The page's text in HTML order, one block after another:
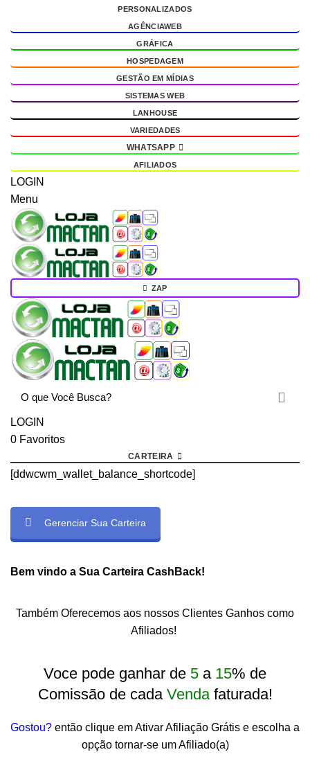
PERSONALIZADOS
AGÊNCIAWEB
GRÁFICA
HOSPEDAGEM
GESTÃO EM MÍDIAS
SISTEMAS WEB
LANHOUSE
VARIEDADES
WHATSAPP
AFILIADOS
LOGIN
Menu
ZAP
LOGIN
0 Favoritos
CARTEIRA
[ddwcwm_wallet_balance_shortcode]
Gerenciar Sua Carteira
Bem vindo a Sua Carteira CashBack!
Também Oferecemos aos nossos Clientes Ganhos como
Afiliados!
Voce pode ganhar de 5 a 15% de
Comissão de cada Vendafaturada!
Gostou? então clique em Ativar Afiliação Grátis e escolha a
opção tornar-se um Afiliado(a)